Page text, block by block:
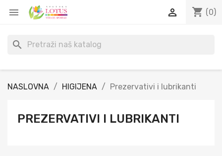
 shopping_cart (0)

search
NASLOVNA HIGIJENA Prezervativi i lubrikanti
PREZERVATIVI I LUBRIKANTI